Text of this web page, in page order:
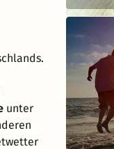
unter